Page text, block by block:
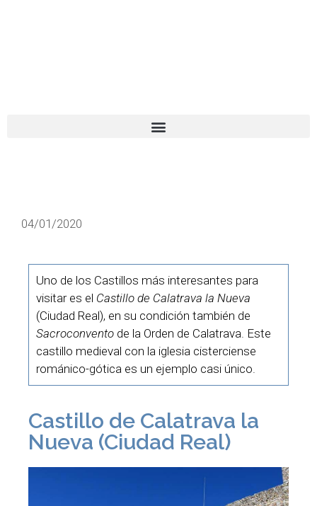
04/01/2020
Uno de los Castillos más interesantes para
visitar es el Castillo de Calatrava la Nueva
(Ciudad Real), en su condición también de
Sacroconvento de la Orden de Calatrava. Este
castillo medieval con la iglesia cisterciense
románico-gótica es un ejemplo casi único.
Castillo de Calatrava la
Nueva (Ciudad Real)